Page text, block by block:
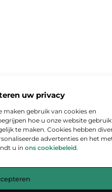
uw privacy
maken gebruik van cookies en
hoe u onze website
te maken. Cookies hebben
advertenties en het
u in ons cookiebeleid.